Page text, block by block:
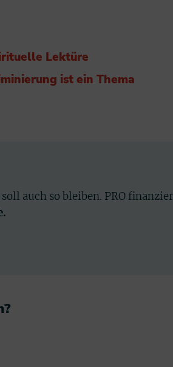
Lektüre
ist ein Thema
auch so bleiben. PRO